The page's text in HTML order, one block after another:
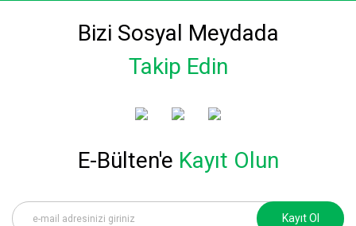
Bizi Sosyal Meydada
Takip Edin
E-Bülten'e Kayıt Olun
Kayıt Ol